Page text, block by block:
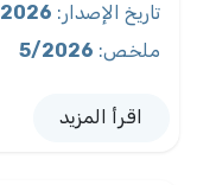
تاريخ الإصدار :
2026-04-16
ملخص:
5/2026
اقرأ المزيد